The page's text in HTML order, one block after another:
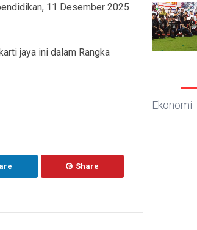
11 Desember 2025
jaya ini dalam Rangka
Share
Ekonomi